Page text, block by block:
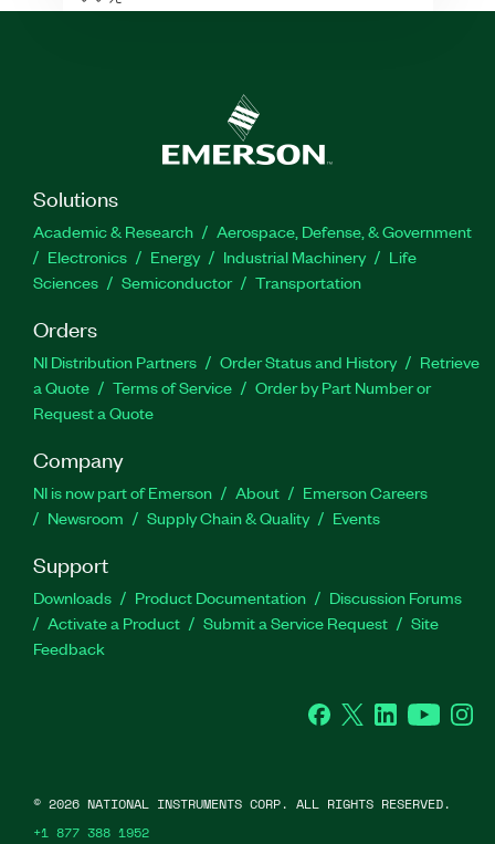
Solutions
Academic & Research
Aerospace, Defense, & Government
Electronics
Energy Industrial Machinery
Life
Sciences
Semiconductor Transportation
Orders
NI Distribution Partners Order Status and History
Retrieve
a Quote
Terms of Service
Order by Part Number or
Request a Quote
Company
NI is now part of Emerson About
Emerson Careers
Newsroom
Supply Chain & Quality Events
Support
Downloads Product Documentation
Discussion Forums
Activate a Product
Submit a Service Request
Site
Feedback
Facebook
Twitter LinkedInYouTube
© 2026 NATIONAL INSTRUMENTS CORP. ALL RIGHTS RESERVED.
+1 877 388 1952